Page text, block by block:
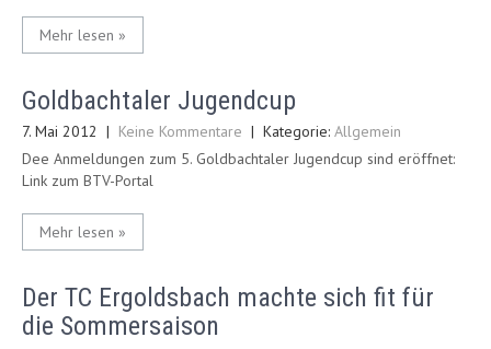
Mehr lesen »
Goldbachtaler Jugendcup
7. Mai 2012 | Keine Kommentare | Kategorie: Allgemein
Dee Anmeldungen zum 5. Goldbachtaler Jugendcup sind eröffnet:
Link zum BTV-Portal
Mehr lesen »
Der TC Ergoldsbach machte sich fit für
die Sommersaison